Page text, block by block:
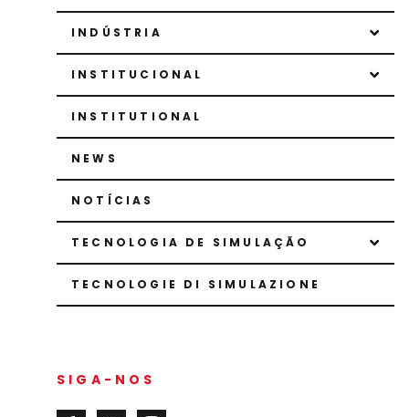
INDÚSTRIA
INSTITUCIONAL
INSTITUTIONAL
NEWS
NOTÍCIAS
TECNOLOGIA DE SIMULAÇÃO
TECNOLOGIE DI SIMULAZIONE
SIGA-NOS